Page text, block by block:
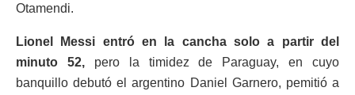
Otamendi.
Lionel Messi entró en la cancha solo a partir del
minuto 52,pero la timidez de Paraguay, en cuyo
banquillo debutó el argentino Daniel Garnero, pemitió a